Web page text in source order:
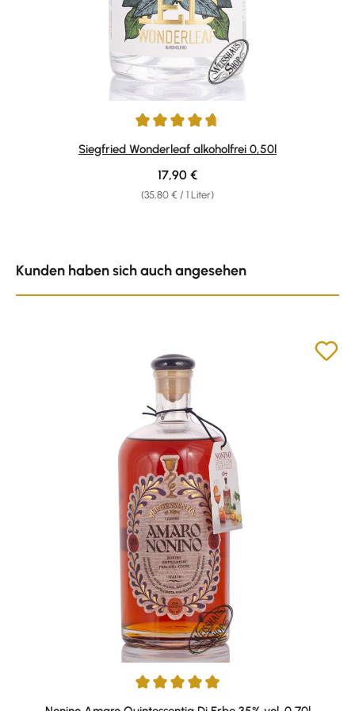
Durchschnittliche Bewertung von 4.65 von 5 Sternen
Siegfried Wonderleaf alkoholfrei 0,50l
(35,80 € / 1 Liter)
Regulärer Preis:
17,90 €
Kunden haben sich auch angesehen
Durchschnittliche Bewertung von 4.94 von 5 Sternen